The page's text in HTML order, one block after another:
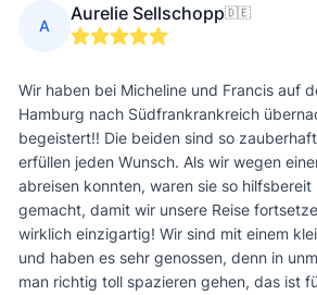
A
Aurelie Sellschopp🇩🇪
Wir haben bei Micheline und Francis auf
Hamburg nach Südfrankrankreich
begeistert!! Die beiden sind so
erfüllen jeden Wunsch. Als wir wegen
abreisen konnten, waren sie so hilfsbereit
gemacht, damit wir unsere Reise
wirklich einzigartig! Wir sind mit einem
und haben es sehr genossen, denn in
man richtig toll spazieren gehen, das ist